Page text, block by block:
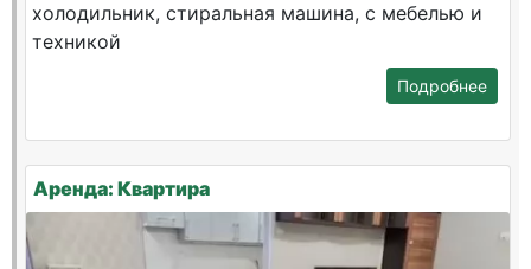
холодильник, стиральная машина, с мебелью и
техникой
Подробнее
Аренда: Квартира